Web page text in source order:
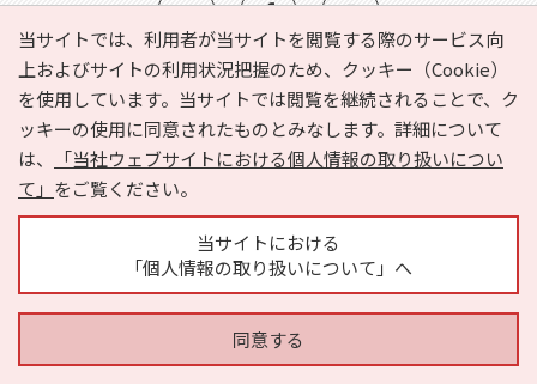
当サイトでは、利用者が当サイトを閲覧する際のサービス向
上およびサイトの利用状況把握のため、クッキー（Cookie）
を使用しています。当サイトでは閲覧を継続されることで、ク
ッキーの使用に同意されたものとみなします。詳細について
は、
「当社ウェブサイトにおける個人情報の取り扱いについ
て」 をご覧ください。
当サイトにおける
「個人情報の取り扱いについて」へ
同意する
e-NAVITA（イーナビタ）とは？ お気に入り
ヘルプ
利用規約
個人情報の取り扱いについて
運営会社
サイトマップ
広告掲載に関するお問い合わせ
Copyright © HYOJITO.Co.,Ltd. All Rights Reserved.